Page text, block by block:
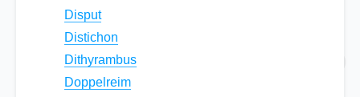
Disput
Distichon
Dithyrambus
Doppelreim